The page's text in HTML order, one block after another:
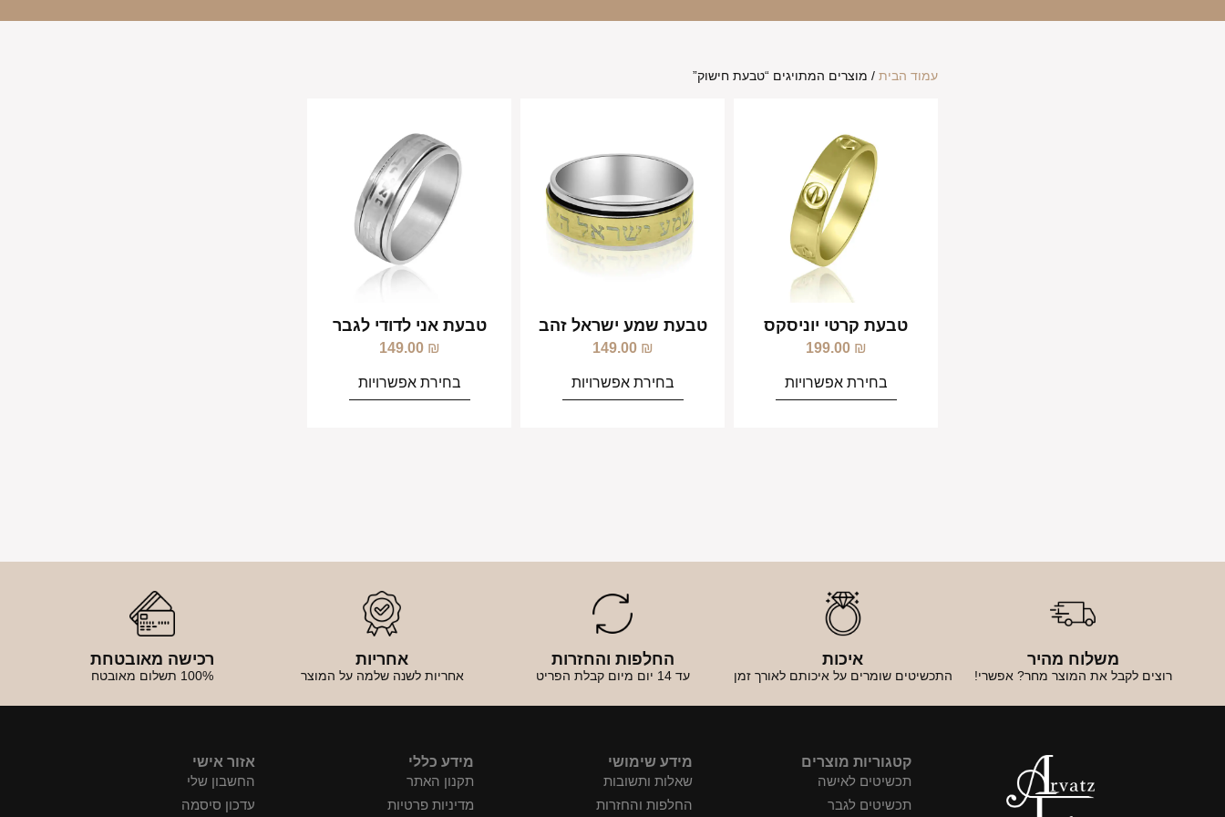
עמוד הבית/ מוצרים המתויגים “טבעת חישוק”
טבעת קרטי יוניסקס
199.00 ₪
בחירת אפשרויות
טבעת שמע ישראל זהב
149.00 ₪
בחירת אפשרויות
טבעת אני לדודי לגבר
149.00 ₪
בחירת אפשרויות
משלוח מהיר
רוצים לקבל את המוצר מחר? אפשרי!
איכות
התכשיטים שומרים על איכותם לאורך זמן
החלפות והחזרות
עד 14 יום מיום קבלת הפריט
אחריות
אחריות לשנה שלמה על המוצר
רכישה מאובטחת
100% תשלום מאובטח
קטגוריות מוצרים
תכשיטים לאישה
תכשיטים לגבר
מידע שימושי
שאלות ותשובות
החלפות והחזרות
מידע כללי
תקנון האתר
מדיניות פרטיות
אזור אישי
החשבון שלי
עדכון סיסמה